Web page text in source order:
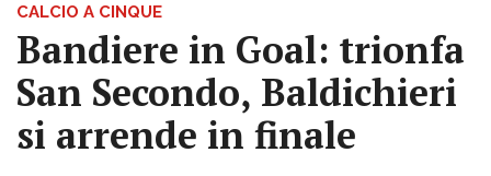
CALCIO A CINQUE
Bandiere in Goal: trionfa
San Secondo, Baldichieri
si arrende in finale